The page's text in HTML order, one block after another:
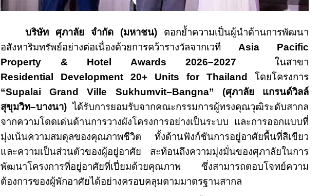
บริษัท ศุภาลัย จำกัด (มหาชน) ตอกย้ำความเป็นผู้นำด้านการพัฒนา
อสังหาริมทรัพย์อย่างต่อเนื่องด้วยการคว้ารางวัลจากเวที Asia Pacific
Property & Hotel Awards 2026–2027
ในสาขา
Residential Development 20+ Units for Thailand
โดยโครงการ
“Supalai Grand Ville Sukhumvit–Bangna” (ศุภาลัย แกรนด์วิลล์
สุขุมวิท–บางนา)ได้รับการยอมรับจากคณะกรรมการผู้ทรงคุณวุฒิระดับสากล
จากความโดดเด่นด้านการวางผังโครงการอย่างเป็นระบบ และการออกแบบที่
มุ่งเน้นความสมดุลของคุณภาพชีวิต ทั้งด้านฟังก์ชันการอยู่อาศัยพื้นที่สีเขียว
และความเป็นส่วนตัวของผู้อยู่อาศัย สะท้อนถึงความมุ่งมั่นของศุภาลัยในการ
พัฒนาโครงการที่อยู่อาศัยที่เปี่ยมด้วยคุณภาพ ซึ่งสามารถตอบโจทย์ความ
ต้องการของผู้พักอาศัยได้อย่างครอบคลุมตามมาตรฐานสากล